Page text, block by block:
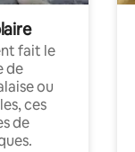
fait le
de
ou
ces
de